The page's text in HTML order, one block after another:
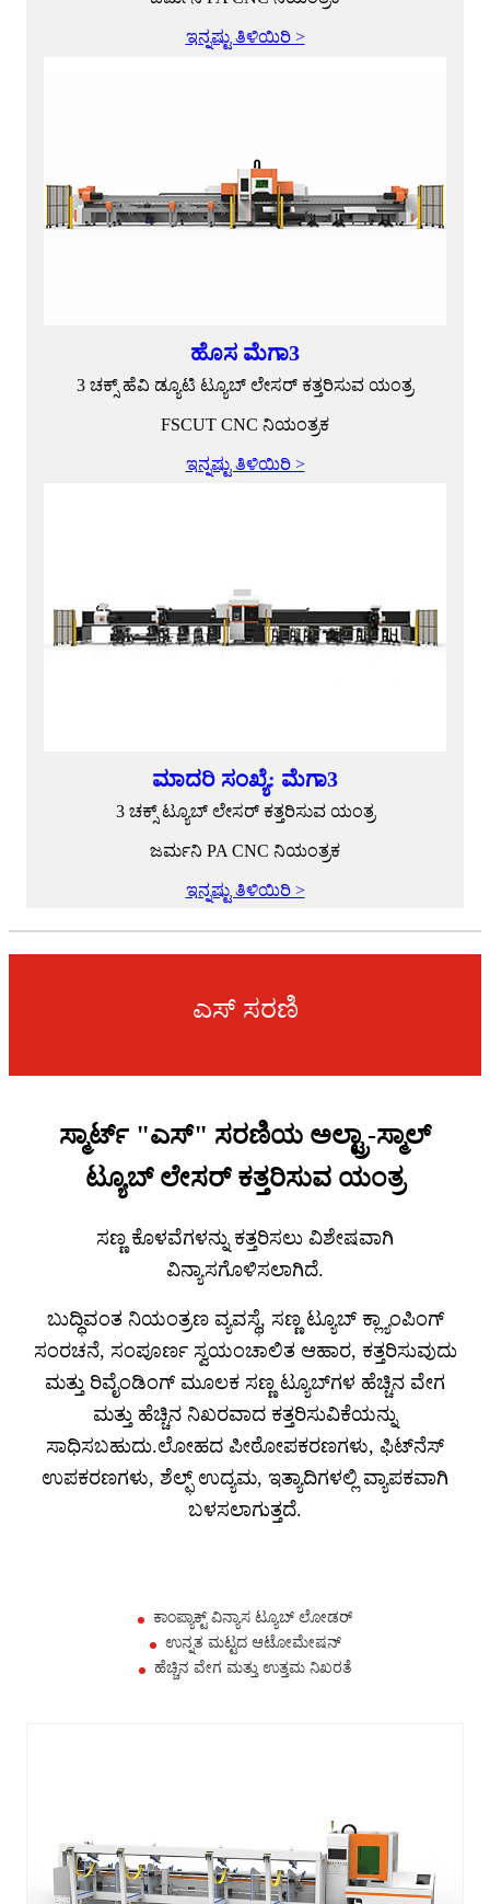
ಇನ್ನಷ್ಟು ತಿಳಿಯಿರಿ >
ಹೊಸ ಮೆಗಾ3
3 ಚಕ್ಸ್ ಹೆವಿ ಡ್ಯೂಟಿ ಟ್ಯೂಬ್ ಲೇಸರ್ ಕತ್ತರಿಸುವ ಯಂತ್ರ
FSCUT CNC ನಿಯಂತ್ರಕ
ಇನ್ನಷ್ಟು ತಿಳಿಯಿರಿ >
ಮಾದರಿ ಸಂಖ್ಯೆ: ಮೆಗಾ3
3 ಚಕ್ಸ್ ಟ್ಯೂಬ್ ಲೇಸರ್ ಕತ್ತರಿಸುವ ಯಂತ್ರ
ಜರ್ಮನಿ PA CNC ನಿಯಂತ್ರಕ
ಇನ್ನಷ್ಟು ತಿಳಿಯಿರಿ >
ಎಸ್ ಸರಣಿ
ಸ್ಮಾರ್ಟ್ "ಎಸ್" ಸರಣಿಯ ಅಲ್ಟ್ರಾ-ಸ್ಮಾಲ್
ಟ್ಯೂಬ್ ಲೇಸರ್ ಕತ್ತರಿಸುವ ಯಂತ್ರ
ಸಣ್ಣ ಕೊಳವೆಗಳನ್ನು ಕತ್ತರಿಸಲು ವಿಶೇಷವಾಗಿ
ವಿನ್ಯಾಸಗೊಳಿಸಲಾಗಿದೆ.
ಬುದ್ಧಿವಂತ ನಿಯಂತ್ರಣ ವ್ಯವಸ್ಥೆ, ಸಣ್ಣ ಟ್ಯೂಬ್ ಕ್ಲ್ಯಾಂಪಿಂಗ್
ಸಂರಚನೆ, ಸಂಪೂರ್ಣ ಸ್ವಯಂಚಾಲಿತ ಆಹಾರ, ಕತ್ತರಿಸುವುದು
ಮತ್ತು ರಿವೈಂಡಿಂಗ್ ಮೂಲಕ ಸಣ್ಣ ಟ್ಯೂಬ್‌ಗಳ ಹೆಚ್ಚಿನ ವೇಗ
ಮತ್ತು ಹೆಚ್ಚಿನ ನಿಖರವಾದ ಕತ್ತರಿಸುವಿಕೆಯನ್ನು
ಸಾಧಿಸಬಹುದು.ಲೋಹದ ಪೀಠೋಪಕರಣಗಳು, ಫಿಟ್‌ನೆಸ್
ಉಪಕರಣಗಳು, ಶೆಲ್ಫ್ ಉದ್ಯಮ, ಇತ್ಯಾದಿಗಳಲ್ಲಿ ವ್ಯಾಪಕವಾಗಿ
ಬಳಸಲಾಗುತ್ತದೆ.
ಕಾಂಪ್ಯಾಕ್ಟ್ ವಿನ್ಯಾಸ ಟ್ಯೂಬ್ ಲೋಡರ್
ಉನ್ನತ ಮಟ್ಟದ ಆಟೋಮೇಷನ್
ಹೆಚ್ಚಿನ ವೇಗ ಮತ್ತು ಉತ್ತಮ ನಿಖರತೆ